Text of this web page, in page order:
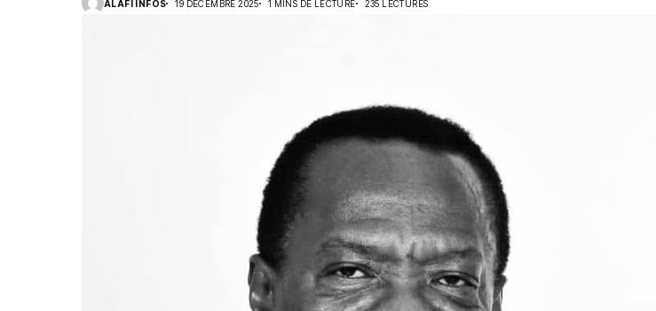
ALAFI INFOS 19 DÉCEMBRE 2025 1 MINS DE LECTURE 235 LECTURES